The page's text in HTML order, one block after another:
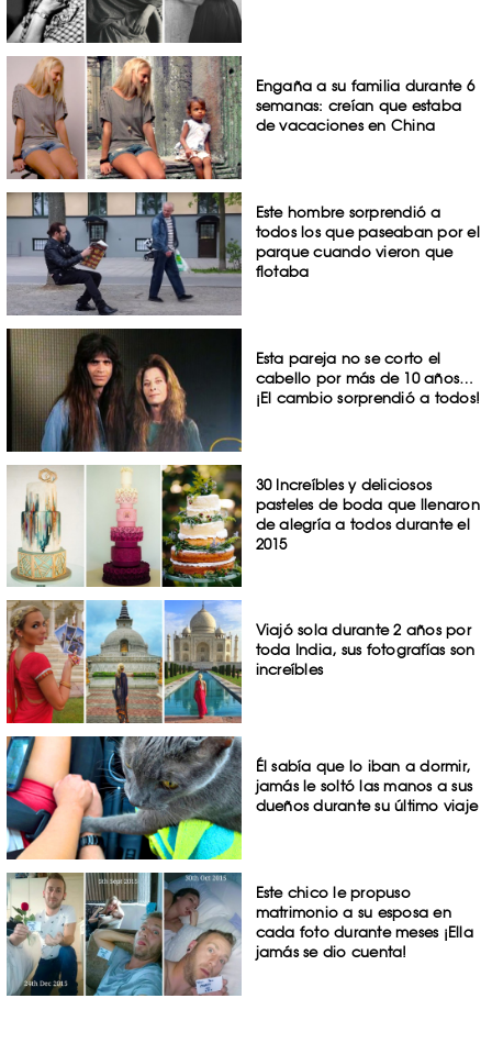
Engaña a su familia durante 6
semanas: creían que estaba
de vacaciones en China
Este hombre sorprendió a
todos los que paseaban por el
parque cuando vieron que
flotaba
Esta pareja no se corto el
cabello por más de 10 años…
¡El cambio sorprendió a todos!
30 Increíbles y deliciosos
pasteles de boda que llenaron
de alegría a todos durante el
2015
Viajó sola durante 2 años por
toda India, sus fotografías son
increíbles
Él sabía que lo iban a dormir,
jamás le soltó las manos a sus
dueños durante su último viaje
Este chico le propuso
matrimonio a su esposa en
cada foto durante meses ¡Ella
jamás se dio cuenta!